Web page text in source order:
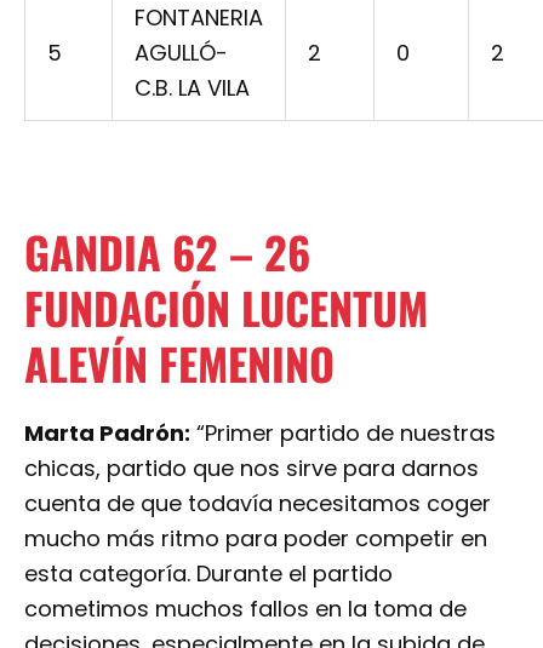
5
FONTANERIA
AGULLÓ-
C.B. LA VILA
2 0 2
GANDIA 62 – 26
FUNDACIÓN LUCENTUM
ALEVÍN FEMENINO
Marta Padrón: “Primer partido de nuestras
chicas, partido que nos sirve para darnos
cuenta de que todavía necesitamos coger
mucho más ritmo para poder competir en
esta categoría. Durante el partido
cometimos muchos fallos en la toma de